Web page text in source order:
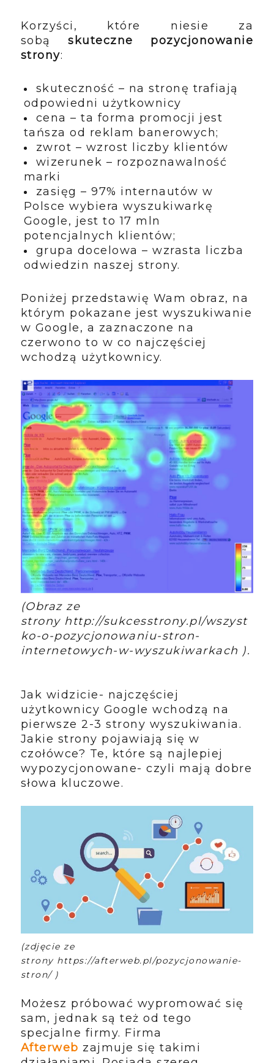
Korzyści, które niesie za
sobąskuteczne pozycjonowanie
strony:
skuteczność – na stronę trafiają
odpowiedni użytkownicy
cena – ta forma promocji jest
tańsza od reklam banerowych;
zwrot – wzrost liczby klientów
wizerunek – rozpoznawalność
marki
zasięg – 97% internautów w
Polsce wybiera wyszukiwarkę
Google, jest to 17 mln
potencjalnych klientów;
grupa docelowa – wzrasta liczba
odwiedzin naszej strony.
Poniżej przedstawię Wam obraz, na
którym pokazane jest wyszukiwanie
w Google, a zaznaczone na
czerwono to w co najczęściej
wchodzą użytkownicy.
(Obraz ze
strony http://sukcesstrony.pl/wszyst
ko-o-pozycjonowaniu-stron-
internetowych-w-wyszukiwarkach ).
Jak widzicie- najczęściej
użytkownicy Google wchodzą na
pierwsze 2-3 strony wyszukiwania.
Jakie strony pojawiają się w
czołówce? Te, które są najlepiej
wypozycjonowane- czyli mają dobre
słowa kluczowe.
(zdjęcie ze
strony https://afterweb.pl/pozycjonowanie-
stron/ )
Możesz próbować wypromować się
sam, jednak są też od tego
specjalne firmy. Firma
Afterweb zajmuje się takimi